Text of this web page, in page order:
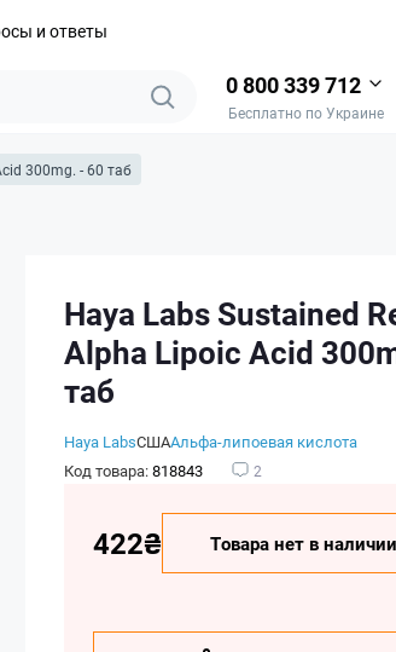
и ответы
0 800 339 712
Бесплатно по Украине
300mg. - 60 таб
Haya Labs Sustained
Alpha Lipoic Acid
таб
Haya LabsСШААльфа-липоевая кислота
Код товара:818843 2
422₴ Товара нет в наличии